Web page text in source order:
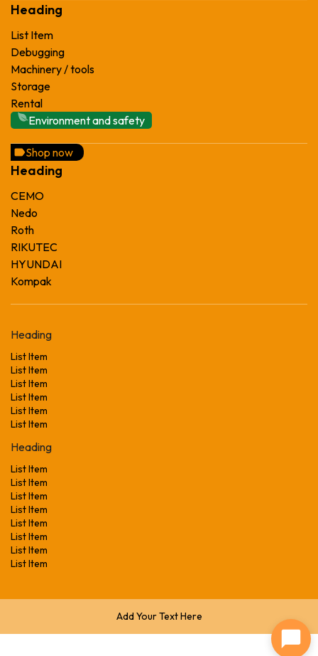
Heading
List Item
Debugging
Machinery / tools
Storage
Rental
Environment and safety
Shop now
Heading
CEMO
Nedo
Roth
RIKUTEC
HYUNDAI
Kompak
Heading
List Item
List Item
List Item
List Item
List Item
List Item
Heading
List Item
List Item
List Item
List Item
List Item
List Item
List Item
List Item
Add Your Text Here